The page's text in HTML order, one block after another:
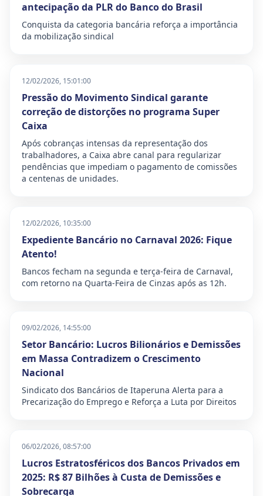
antecipação da PLR do Banco do Brasil
Conquista da categoria bancária reforça a importância
da mobilização sindical
12/02/2026, 15:01:00
Pressão do Movimento Sindical garante
correção de distorções no programa Super
Caixa
Após cobranças intensas da representação dos
trabalhadores, a Caixa abre canal para regularizar
pendências que impediam o pagamento de comissões
a centenas de unidades.
12/02/2026, 10:35:00
Expediente Bancário no Carnaval 2026: Fique
Atento!
Bancos fecham na segunda e terça-feira de Carnaval,
com retorno na Quarta-Feira de Cinzas após as 12h.
09/02/2026, 14:55:00
Setor Bancário: Lucros Bilionários e Demissões
em Massa Contradizem o Crescimento
Nacional
Sindicato dos Bancários de Itaperuna Alerta para a
Precarização do Emprego e Reforça a Luta por Direitos
06/02/2026, 08:57:00
Lucros Estratosféricos dos Bancos Privados em
2025: R$ 87 Bilhões à Custa de Demissões e
Sobrecarga